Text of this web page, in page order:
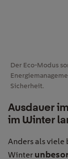
Der Eco-Modus
Sicherheit.
Ausdauer
im Winter
Anders als viele
Winter